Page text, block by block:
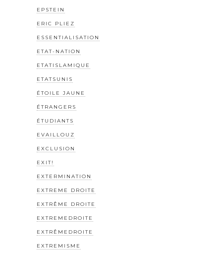
EPSTEIN
ERIC PLIEZ
ESSENTIALISATION
ETAT-NATION
ETATISLAMIQUE
ETATSUNIS
ÉTOILE JAUNE
ÉTRANGERS
ÉTUDIANTS
EVAILLOUZ
EXCLUSION
EXIT!
EXTERMINATION
EXTREME DROITE
EXTRÊME DROITE
EXTREMEDROITE
EXTRÊMEDROITE
EXTREMISME